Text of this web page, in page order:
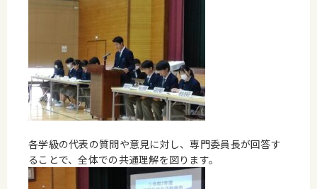
各学級の代表の質問や意見に対し、専門委員長が回答す
ることで、全体での共通理解を図ります。